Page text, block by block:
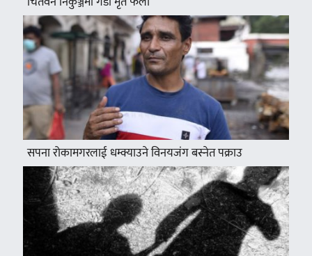
सपना रोकामगरलाई धम्क्याउने विनयजंग बस्नेत पक्राउ